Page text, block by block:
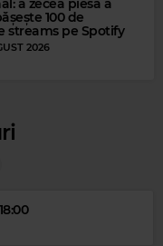
a zecea piesă a
100 de
streams pe Spotify
2026